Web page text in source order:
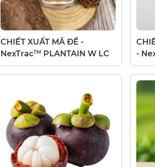
CHIẾT XUẤT MÃ ĐỀ -
NexTracTM PLANTAIN W LC
-
LC